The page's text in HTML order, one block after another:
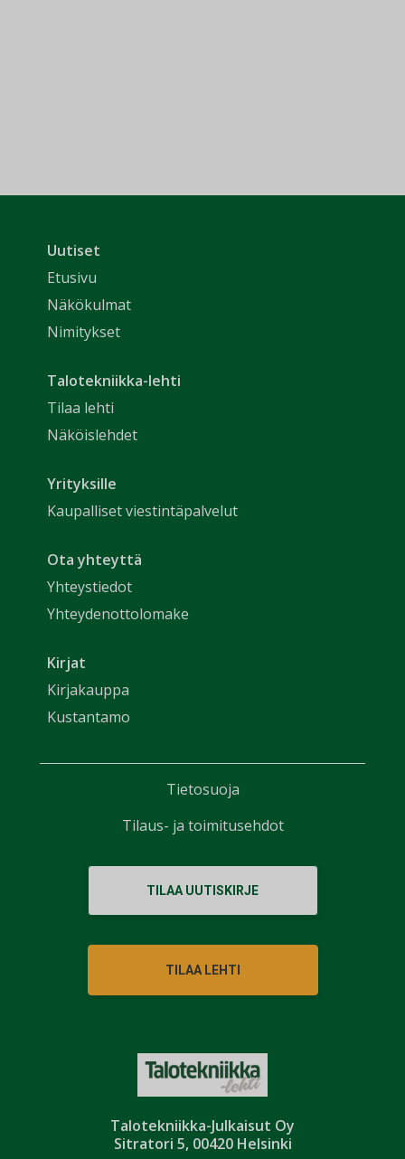
Talotekniikka-Julkaisut Oy
Sitratori 5, 00420 Helsinki
Uutiset
Etusivu
Näkökulmat
Nimitykset
Talotekniikka-lehti
Tilaa lehti
Näköislehdet
Yrityksille
Kaupalliset viestintäpalvelut
Ota yhteyttä
Yhteystiedot
Yhteydenottolomake
Kirjat
Kirjakauppa
Kustantamo
TILAA UUTISKIRJE
TILAA LEHTI
Tietosuoja
Tilaus- ja toimitusehdot